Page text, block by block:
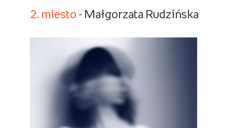
2. miesto - Małgorzata Rudzińska